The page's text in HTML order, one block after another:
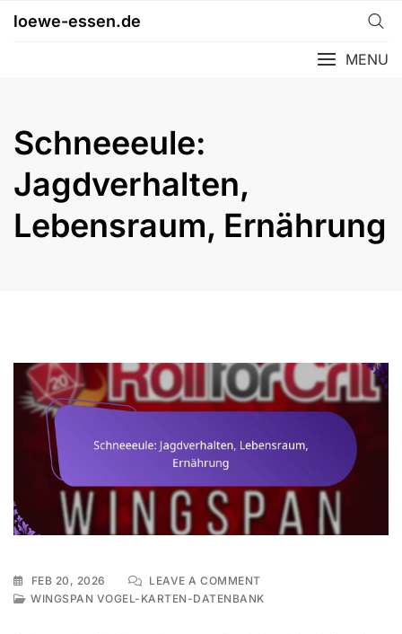
loewe-essen.de
MENU
Schneeeule:
Jagdverhalten,
Lebensraum, Ernährung
FEB 20, 2026 LEAVE A COMMENTON
SCHNEEEULE:
WINGSPAN VOGEL-KARTEN-DATENBANK